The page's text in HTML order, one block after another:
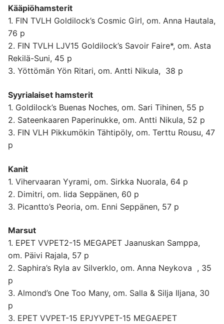
Kääpiöhamsterit
1. FIN TVLH Goldilock’s Cosmic Girl, om. Anna Hautala,
76 p
2. FIN TVLH LJV15 Goldilock’s Savoir Faire*, om. Asta
Rekilä-Suni, 45 p
3. Yöttömän Yön Ritari, om. Antti Nikula, 38 p
Syyrialaiset hamsterit
1. Goldilock’s Buenas Noches, om. Sari Tihinen, 55 p
2. Sateenkaaren Paperinukke, om. Antti Nikula, 52 p
3. FIN VLH Pikkumökin Tähtipöly, om. Terttu Rousu, 47
p
Kanit
1. Vihervaaran Yyrami, om. Sirkka Nuorala, 64 p
2. Dimitri, om. Iida Seppänen, 60 p
3. Picantto’s Peoria, om. Enni Seppänen, 57 p
Marsut
1. EPET VVPET2-15 MEGAPET Jaanuskan Samppa,
om. Päivi Rajala, 57 p
2. Saphira’s Ryla av Silverklo, om. Anna Neykova , 35
p
3. Almond’s One Too Many, om. Salla & Silja Iljana, 30
p
3. EPET VVPET-15 EPJYVPET-15 MEGAEPET